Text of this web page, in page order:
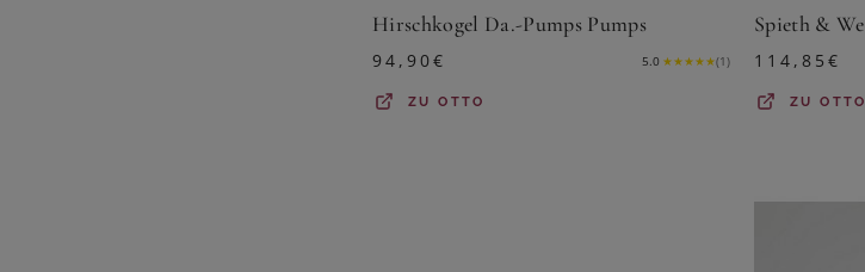
Hirschkogel Da.-Pumps Pumps
94,90€ 5.0 ★★★★★(1)
ZUOTTO
114,85€
ZUOTTO